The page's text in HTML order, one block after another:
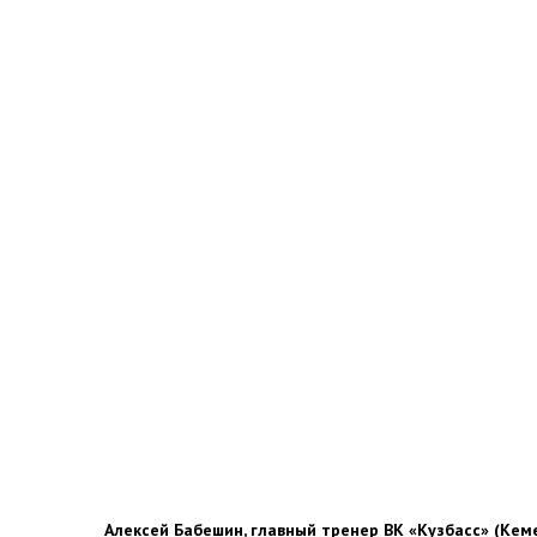
Алексей Бабешин, главный тренер ВК «Кузбасс»